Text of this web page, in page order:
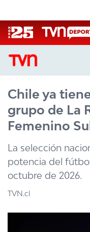
CASTING
CASTING TVN
TVN VERTICAL
TVN PLAY
PROGRAMAS
TELESERIES
Chile ya
grupo de La
Femenino
La selección
potencia del
octubre de 2026.
TVN.cl